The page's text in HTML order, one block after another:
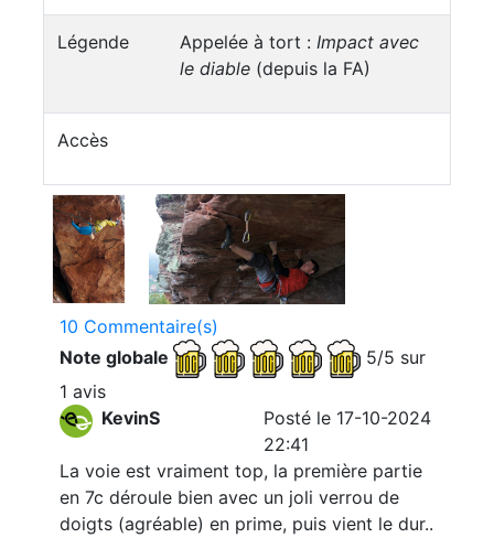
Légende Appelée à tort : Impact avec
le diable (depuis la FA)
Accès
10 Commentaire(s)
Note globale
5/5 sur
1 avis
KevinS
Posté le 17-10-2024
22:41
La voie est vraiment top, la première partie
en 7c déroule bien avec un joli verrou de
doigts (agréable) en prime, puis vient le dur..